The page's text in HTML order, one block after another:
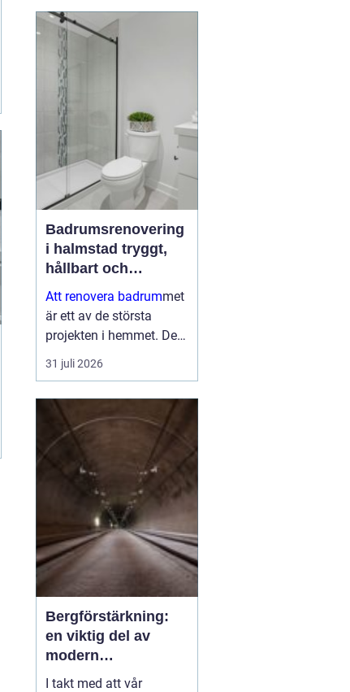
och företag.
Kombinationen av bra
solförutsättningar,
stigande energipriser
och olika stödformer gör
att fler börjar räkna på
e...
Badrumsrenovering
i halmstad tryggt,
hållbart och
genomtänkt
Att renovera badrummet
är ett av de största
projekten i hemmet. Det
påverkar både vardagen,
bostadens värde och
installationerna. När en
bostadsägare planerar
en bad...
31 juli 2026
Bergförstärkning:
en viktig del av
modern
infrastruktur
I takt med att vår